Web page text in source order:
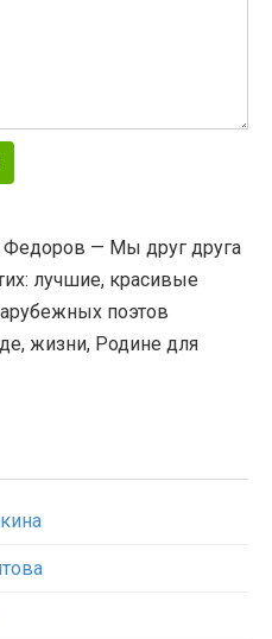
Федоров — Мы друг друга
лучшие, красивые
поэтов
жизни, Родине для